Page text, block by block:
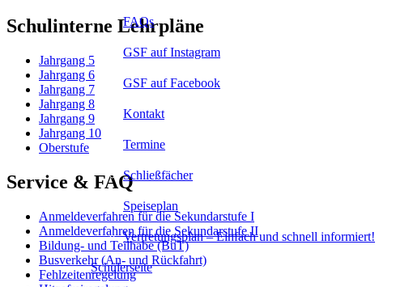
FAQs
GSF auf Instagram
GSF auf Facebook
Kontakt
Termine
Schließfächer
Speiseplan
Vertretungsplan – Einfach und schnell informiert!
Schülerseite
Schulinterne Lehrpläne
Jahrgang 5
Jahrgang 6
Jahrgang 7
Jahrgang 8
Jahrgang 9
Jahrgang 10
Oberstufe
Service & FAQ
Anmeldeverfahren für die Sekundarstufe I
Anmeldeverfahren für die Sekundarstufe II
Bildung- und Teilhabe (BuT)
Busverkehr (An- und Rückfahrt)
Fehlzeitenregelung